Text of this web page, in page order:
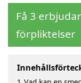
Få 3
förpliktelser